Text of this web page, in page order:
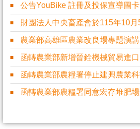
公告YouBike 註冊及投保宣導圖卡